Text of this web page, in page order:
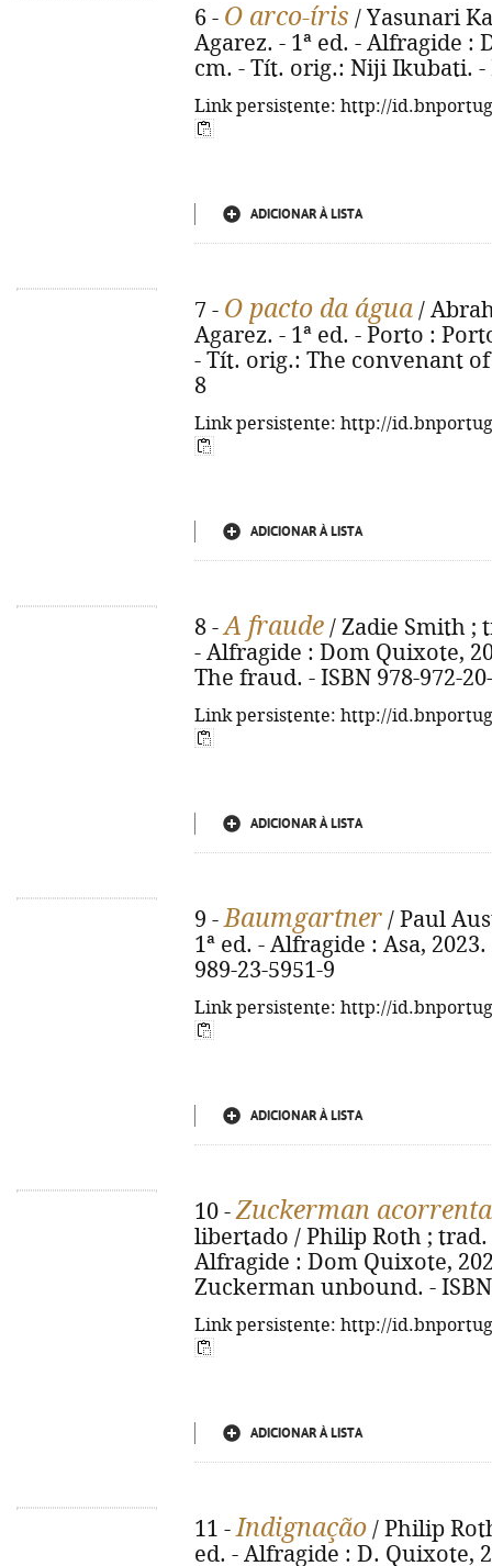
6 - O arco-íris / Yasunari
Agarez. - 1ª ed. - Alfragide :
cm. - Tít. orig.: Niji Ikubati. -
Link persistente: http://
ADICIONAR À LISTA
7 - O pacto da água /
Agarez. - 1ª ed. - Porto :
- Tít. orig.: The convenant of
8
Link persistente: http://
ADICIONAR À LISTA
8 -A fraude / Zadie Smith ;
- Alfragide : Dom Quixote,
The fraud. - ISBN 978-972-
Link persistente: http://
ADICIONAR À LISTA
9 -Baumgartner / Paul
1ª ed. - Alfragide : Asa,
989-23-5951-9
Link persistente: http://
ADICIONAR À LISTA
10 -Zuckerman
libertado / Philip Roth ; trad.
Alfragide : Dom Quixote,
Zuckerman unbound. - ISBN
Link persistente: http://
ADICIONAR À LISTA
11 -Indignação / Philip
ed. - Alfragide : D. Quixote,